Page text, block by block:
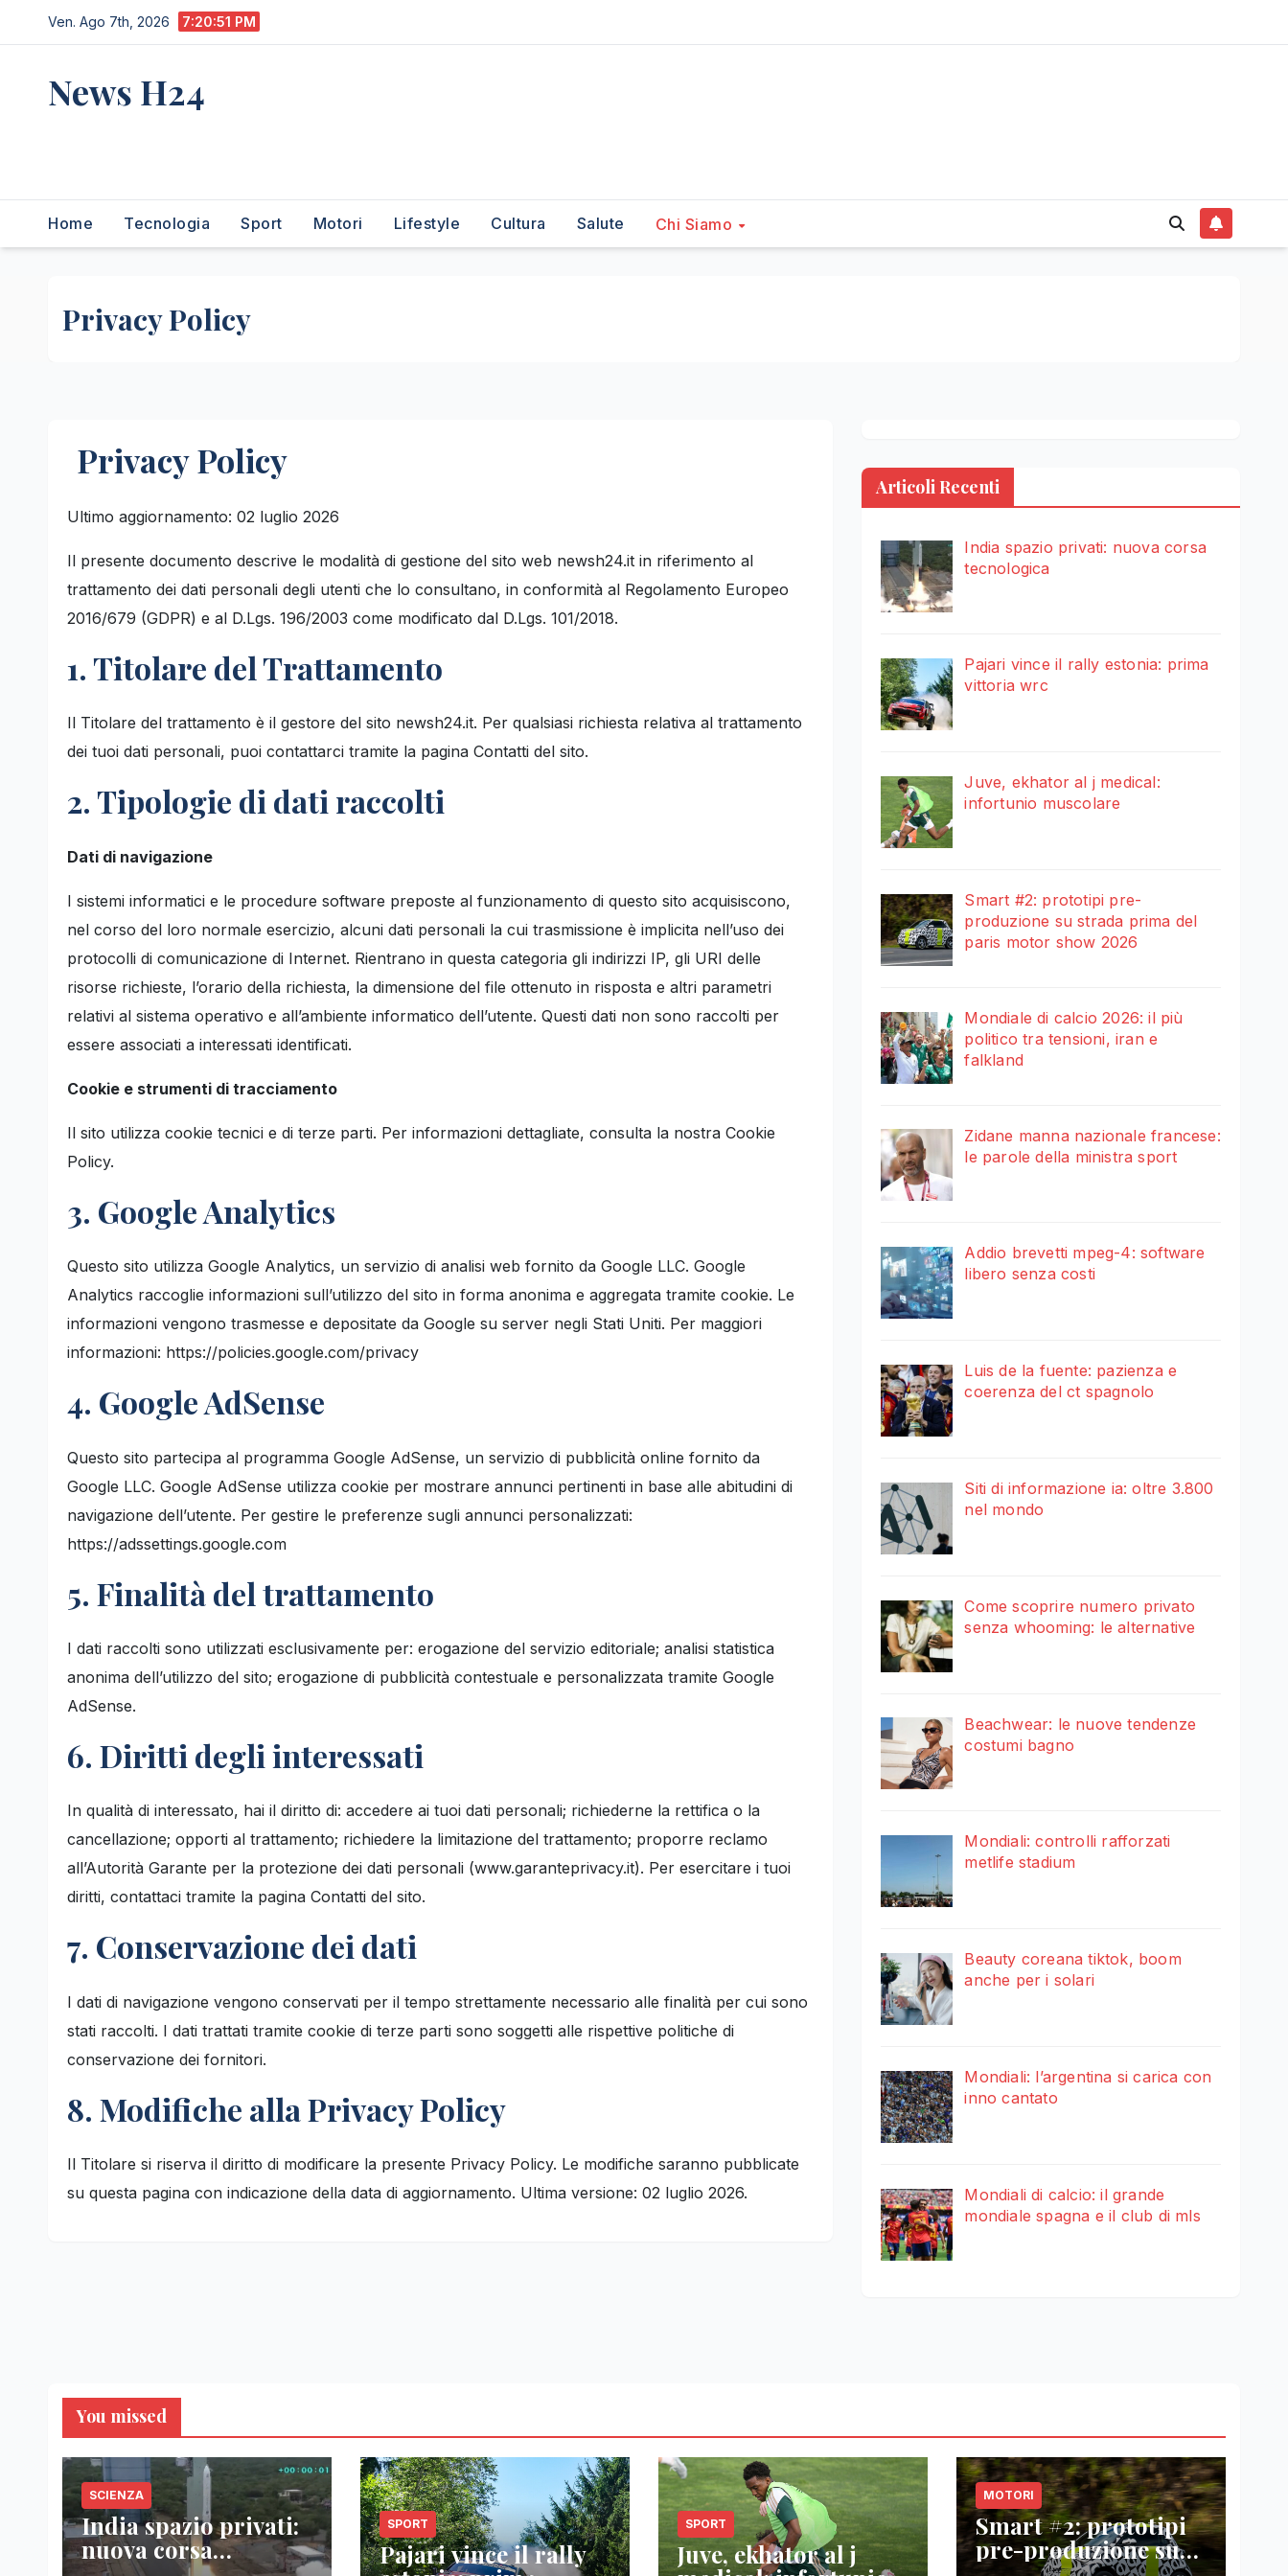
al
Ven. Ago 7th, 2026 7:20:52 PM
News H24
Home Tecnologia Sport Motori Lifestyle Cultura Salute Chi Siamo
Privacy Policy
Privacy Policy
Ultimo aggiornamento: 02 luglio 2026
Il presente documento descrive le modalità di gestione del sito web newsh24.it in riferimento al
trattamento dei dati personali degli utenti che lo consultano, in conformità al Regolamento Europeo
2016/679 (GDPR) e al D.Lgs. 196/2003 come modificato dal D.Lgs. 101/2018.
1. Titolare del Trattamento
Il Titolare del trattamento è il gestore del sito newsh24.it. Per qualsiasi richiesta relativa al trattamento
dei tuoi dati personali, puoi contattarci tramite la pagina Contatti del sito.
2. Tipologie di dati raccolti
Dati di navigazione
I sistemi informatici e le procedure software preposte al funzionamento di questo sito acquisiscono,
nel corso del loro normale esercizio, alcuni dati personali la cui trasmissione è implicita nell’uso dei
protocolli di comunicazione di Internet. Rientrano in questa categoria gli indirizzi IP, gli URI delle
risorse richieste, l’orario della richiesta, la dimensione del file ottenuto in risposta e altri parametri
relativi al sistema operativo e all’ambiente informatico dell’utente. Questi dati non sono raccolti per
essere associati a interessati identificati.
Cookie e strumenti di tracciamento
Il sito utilizza cookie tecnici e di terze parti. Per informazioni dettagliate, consulta la nostra Cookie
Policy.
3. Google Analytics
Questo sito utilizza Google Analytics, un servizio di analisi web fornito da Google LLC. Google
Analytics raccoglie informazioni sull’utilizzo del sito in forma anonima e aggregata tramite cookie. Le
informazioni vengono trasmesse e depositate da Google su server negli Stati Uniti. Per maggiori
informazioni: https://policies.google.com/privacy
4. Google AdSense
Questo sito partecipa al programma Google AdSense, un servizio di pubblicità online fornito da
Google LLC. Google AdSense utilizza cookie per mostrare annunci pertinenti in base alle abitudini di
navigazione dell’utente. Per gestire le preferenze sugli annunci personalizzati:
https://adssettings.google.com
5. Finalità del trattamento
I dati raccolti sono utilizzati esclusivamente per: erogazione del servizio editoriale; analisi statistica
anonima dell’utilizzo del sito; erogazione di pubblicità contestuale e personalizzata tramite Google
AdSense.
6. Diritti degli interessati
In qualità di interessato, hai il diritto di: accedere ai tuoi dati personali; richiederne la rettifica o la
cancellazione; opporti al trattamento; richiedere la limitazione del trattamento; proporre reclamo
all’Autorità Garante per la protezione dei dati personali (www.garanteprivacy.it). Per esercitare i tuoi
diritti, contattaci tramite la pagina Contatti del sito.
7. Conservazione dei dati
I dati di navigazione vengono conservati per il tempo strettamente necessario alle finalità per cui sono
stati raccolti. I dati trattati tramite cookie di terze parti sono soggetti alle rispettive politiche di
conservazione dei fornitori.
8. Modifiche alla Privacy Policy
Il Titolare si riserva il diritto di modificare la presente Privacy Policy. Le modifiche saranno pubblicate
su questa pagina con indicazione della data di aggiornamento. Ultima versione: 02 luglio 2026.
Articoli Recenti
India spazio privati: nuova corsa
tecnologica
Pajari vince il rally estonia: prima
vittoria wrc
Juve, ekhator al j medical:
infortunio muscolare
Smart #2: prototipi pre-
produzione su strada prima del
paris motor show 2026
Mondiale di calcio 2026: il più
politico tra tensioni, iran e
falkland
Zidane manna nazionale francese:
le parole della ministra sport
Addio brevetti mpeg-4: software
libero senza costi
Luis de la fuente: pazienza e
coerenza del ct spagnolo
Siti di informazione ia: oltre 3.800
nel mondo
Come scoprire numero privato
senza whooming: le alternative
Beachwear: le nuove tendenze
costumi bagno
Mondiali: controlli rafforzati
metlife stadium
Beauty coreana tiktok, boom
anche per i solari
Mondiali: l’argentina si carica con
inno cantato
Mondiali di calcio: il grande
mondiale spagna e il club di mls
You missed
SCIENZA
India spazio privati:
nuova corsa
SPORT
Pajari vince il rally
SPORT
Juve, ekhator al j
MOTORI
Smart #2: prototipi
pre-produzione su